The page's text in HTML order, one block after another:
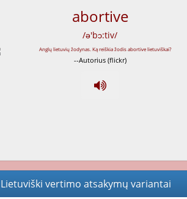
abortive
/ə'bɔ:tiv/
--Autorius (flickr)
Lietuviški vertimo atsakymų variantai